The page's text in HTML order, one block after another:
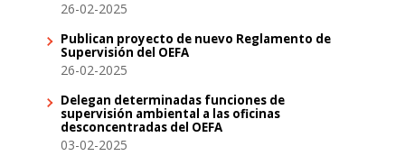
26-02-2025
Publican proyecto de nuevo Reglamento de
Supervisión del OEFA
26-02-2025
Delegan determinadas funciones de
supervisión ambiental a las oficinas
desconcentradas del OEFA
03-02-2025